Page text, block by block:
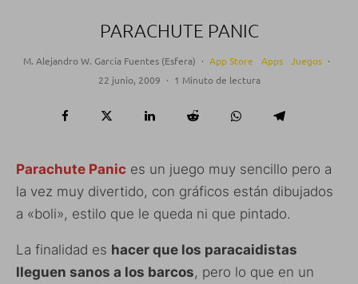
PARACHUTE PANIC
M. Alejandro W. García Fuentes (Esfera) · App Store Apps Juegos ·
22 junio, 2009 · 1 Minuto de lectura
Parachute Panic es un juego muy sencillo pero a
la vez muy divertido, con gráficos están dibujados
a «boli», estilo que le queda ni que pintado.
La finalidad es hacer que los paracaidistas
lleguen sanos a los barcos, pero lo que en un